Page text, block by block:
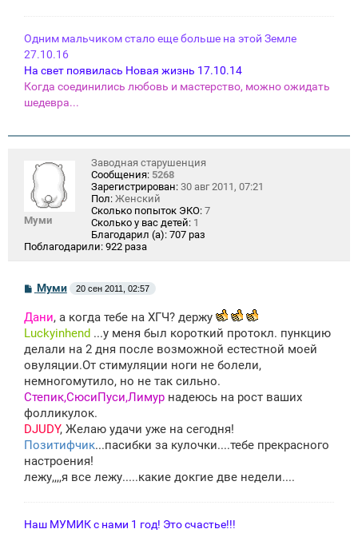
Одним мальчиком стало еще больше на этой Земле
27.10.16
На свет появилась Новая жизнь 17.10.14
Когда соединились любовь и мастерство, можно ожидать
шедевра...
Муми
Заводная старушенция
Сообщения: 5268
Зарегистрирован: 30 авг 2011, 07:21
Пол: Женский
Сколько попыток ЭКО: 7
Сколько у вас детей: 1
Благодарил (а): 707 раз
Поблагодарили: 922 раза
С
б
щ
н
и
Муми 20 сен 2011, 02:57
Дани, а когда тебе на ХГЧ? держу
Luckyinhend ...у меня был короткий протокл. пункцию
делали на 2 дня после возможной естестной моей
овуляции.От стимуляции ноги не болели,
немногомутило, но не так сильно.
Степик,СюсиПуси,Лимур надеюсь на рост ваших
фолликулок.
DJUDY, Желаю удачи уже на сегодня!
Позитифчик...пасибки за кулочки....тебе прекрасного
настроения!
лежу,,,,я все лежу.....какие докгие две недели....
Наш МУМИК с нами 1 год! Это счастье!!!